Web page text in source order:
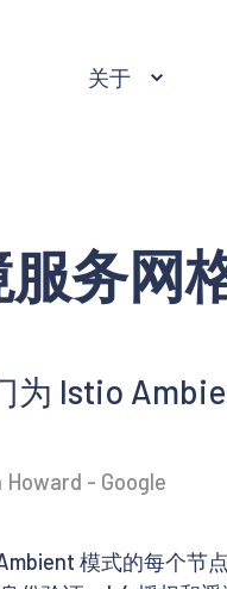
关于
务网
为 Istio
- Google
模式的每个节